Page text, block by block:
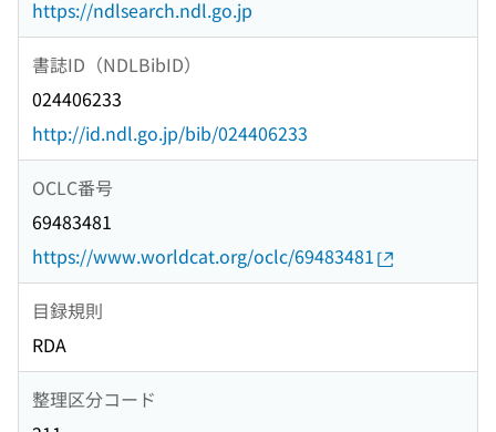
https://ndlsearch.ndl.go.jp
書誌ID（NDLBibID）
024406233
http://id.ndl.go.jp/bib/024406233
OCLC番号
69483481
https://www.worldcat.org/oclc/69483481
目録規則
RDA
整理区分コード